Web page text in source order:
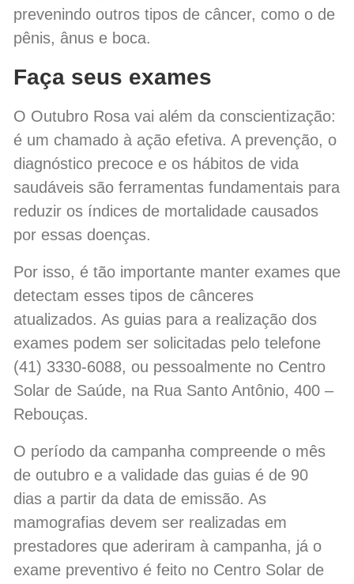
prevenindo outros tipos de câncer, como o de
pênis, ânus e boca.
Faça seus exames
O Outubro Rosa vai além da conscientização:
é um chamado à ação efetiva. A prevenção, o
diagnóstico precoce e os hábitos de vida
saudáveis são ferramentas fundamentais para
reduzir os índices de mortalidade causados
por essas doenças.
Por isso, é tão importante manter exames que
detectam esses tipos de cânceres
atualizados. As guias para a realização dos
exames podem ser solicitadas pelo telefone
(41) 3330-6088, ou pessoalmente no Centro
Solar de Saúde, na Rua Santo Antônio, 400 –
Rebouças.
O período da campanha compreende o mês
de outubro e a validade das guias é de 90
dias a partir da data de emissão. As
mamografias devem ser realizadas em
prestadores que aderiram à campanha, já o
exame preventivo é feito no Centro Solar de